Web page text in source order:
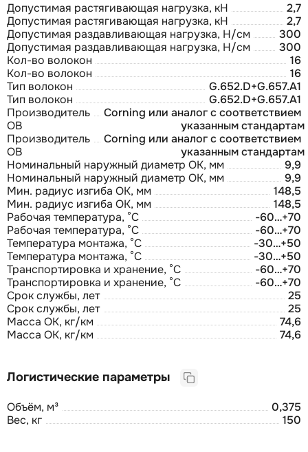
Допустимая растягивающая нагрузка, кН
2,7
Допустимая растягивающая нагрузка, кН
2,7
Допустимая раздавливающая нагрузка, Н/см
300
Допустимая раздавливающая нагрузка, Н/см
300
Кол-во волокон
16
Кол-во волокон
16
Тип волокон
G.652.D+G.657.A1
Тип волокон
G.652.D+G.657.A1
Производитель
ОВ
Corning или аналог с соответствием
указанным стандартам
Производитель
ОВ
Corning или аналог с соответствием
указанным стандартам
Номинальный наружный диаметр ОК, мм
9,9
Номинальный наружный диаметр ОК, мм
9,9
Мин. радиус изгиба ОК, мм
148,5
Мин. радиус изгиба ОК, мм
148,5
Рабочая температура, °С
-60…+70
Рабочая температура, °С
-60…+70
Температура монтажа, °С
-30…+50
Температура монтажа, °С
-30…+50
Транспортировка и хранение, °С
-60…+70
Транспортировка и хранение, °С
-60…+70
Срок службы, лет
25
Срок службы, лет
25
Масса ОК, кг/км
74,6
Масса ОК, кг/км
74,6
Логистические параметры
Объём, м³
0,375
Вес, кг
150